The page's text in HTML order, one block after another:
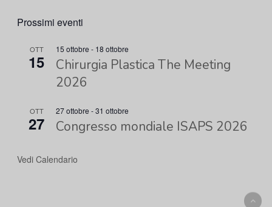
Prossimi eventi
OTT
15
15 ottobre - 18 ottobre
Chirurgia Plastica The Meeting
2026
OTT
27
27 ottobre -31 ottobre
Congresso mondiale ISAPS 2026
Vedi Calendario